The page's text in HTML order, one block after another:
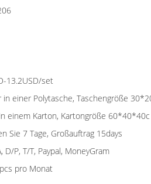
13.2USD/set
in einer Polytasche, Taschengröße
einem Karton, Kartongröße 60*40*40c
Sie 7 Tage, Großauftrag 15days
D/P, T/T, Paypal, MoneyGram
pro Monat